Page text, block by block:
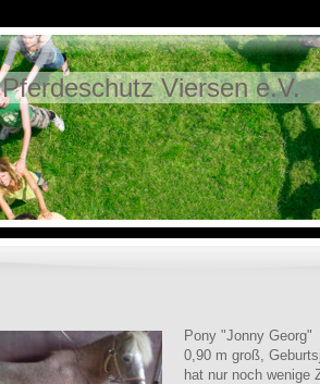
Pferdeschutz Viersen e.V.
Pony "Jonny Georg"
0,90 m groß,
hat nur noch wenige